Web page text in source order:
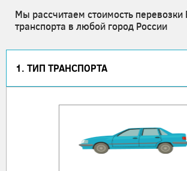
Мы рассчитаем стоимость
транспорта в любой город России
1. ТИП ТРАНСПОРТА